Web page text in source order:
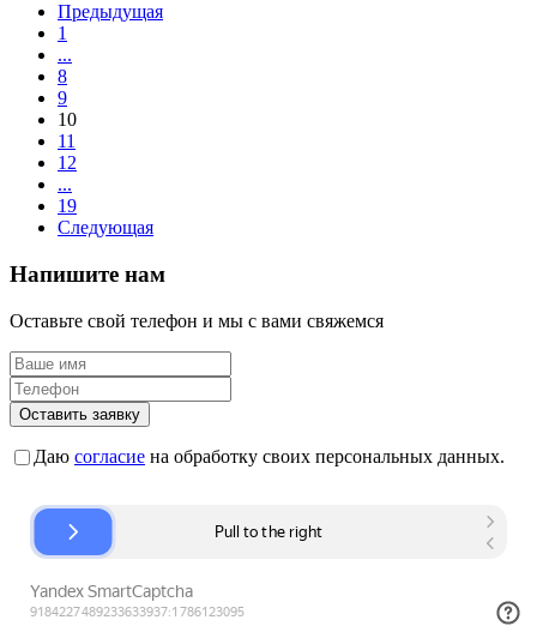
Предыдущая
1
...
8
9
10
11
12
...
19
Следующая
Напишите нам
Оставьте свой телефон и мы с вами свяжемся
Оставить заявку
Даю согласие на обработку своих персональных данных.